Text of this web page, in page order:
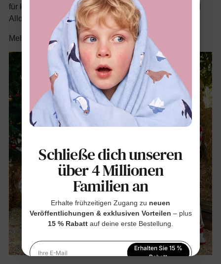
für kalte Winternächte. Mit Kapuze für extra Wärme und
Allover-Print für maximale Festtagsstimmung.
Mehr entdecken: Weihnachtsmann-Pyjamas
Schließe dich unseren
über 4 Millionen
Familien an
Erhalte frühzeitigen Zugang zu neuen
Veröffentlichungen & exklusiven Vorteilen – plus
15 % Rabatt auf deine erste Bestellung.
Ihre E-Mail
Erhalten Sie 15 %
Rabatt